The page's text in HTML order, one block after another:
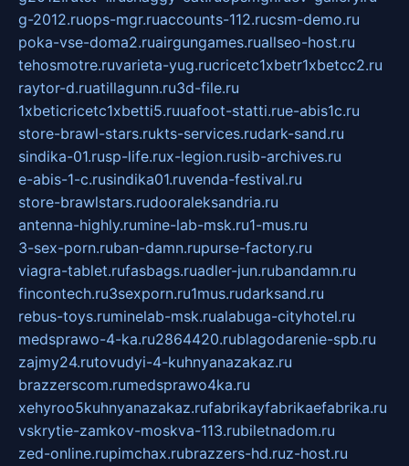
g-2012.ruops-mgr.ruaccounts-112.rucsm-demo.ru
poka-vse-doma2.ruairgungames.ruallseo-host.ru
tehosmotre.ruvarieta-yug.rucricetc1xbetr1xbetcc2.ru
raytor-d.ruatillagunn.ru3d-file.ru
1xbeticricetc1xbetti5.ruuafoot-statti.rue-abis1c.ru
store-brawl-stars.rukts-services.rudark-sand.ru
sindika-01.rusp-life.rux-legion.rusib-archives.ru
e-abis-1-c.rusindika01.ruvenda-festival.ru
store-brawlstars.rudooraleksandria.ru
antenna-highly.rumine-lab-msk.ru1-mus.ru
3-sex-porn.ruban-damn.rupurse-factory.ru
viagra-tablet.rufasbags.ruadler-jun.rubandamn.ru
fincontech.ru3sexporn.ru1mus.rudarksand.ru
rebus-toys.ruminelab-msk.rualabuga-cityhotel.ru
medsprawo-4-ka.ru2864420.rublagodarenie-spb.ru
zajmy24.rutovudyi-4-kuhnyanazakaz.ru
brazzerscom.rumedsprawo4ka.ru
xehyroo5kuhnyanazakaz.rufabrikayfabrikaefabrika.ru
vskrytie-zamkov-moskva-113.rubiletnadom.ru
zed-online.rupimchax.rubrazzers-hd.ruz-host.ru